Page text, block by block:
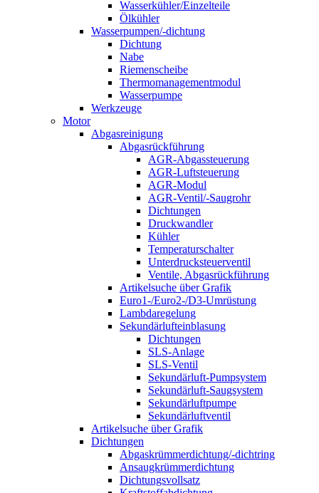
Wasserkühler/Einzelteile
Ölkühler
Wasserpumpen/-dichtung
Dichtung
Nabe
Riemenscheibe
Thermomanagementmodul
Wasserpumpe
Werkzeuge
Motor
Abgasreinigung
Abgasrückführung
AGR-Abgassteuerung
AGR-Luftsteuerung
AGR-Modul
AGR-Ventil/-Saugrohr
Dichtungen
Druckwandler
Kühler
Temperaturschalter
Unterdrucksteuerventil
Ventile, Abgasrückführung
Artikelsuche über Grafik
Euro1-/Euro2-/D3-Umrüstung
Lambdaregelung
Sekundärlufteinblasung
Dichtungen
SLS-Anlage
SLS-Ventil
Sekundärluft-Pumpsystem
Sekundärluft-Saugsystem
Sekundärluftpumpe
Sekundärluftventil
Artikelsuche über Grafik
Dichtungen
Abgaskrümmerdichtung/-dichtring
Ansaugkrümmerdichtung
Dichtungsvollsatz